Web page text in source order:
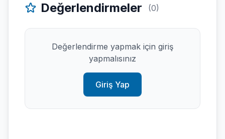
Değerlendirmeler (0)
Değerlendirme yapmak için giriş
yapmalısınız
Giriş Yap